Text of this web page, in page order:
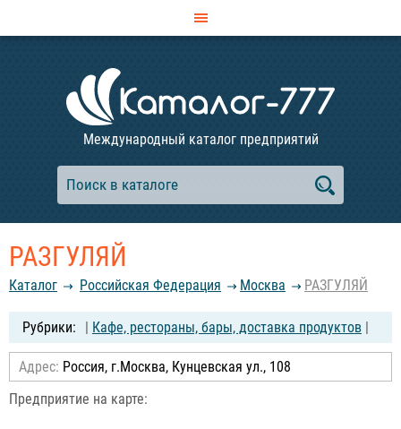
Международный каталог предприятий
РАЗГУЛЯЙ
Каталог Российcкая Федерация Москва РАЗГУЛЯЙ
| Кафе, рестораны, бары, доставка продуктов |
Адрес: Россия, г.Москва, Кунцевская ул., 108
Предприятие на карте: